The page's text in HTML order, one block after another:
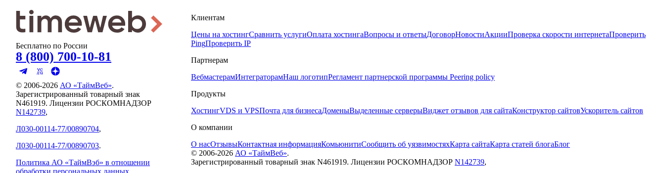
Бесплатно по России
8 (800) 700-10-81
© 2006-2026 АО «ТаймВеб».
Зарегистрированный товарный знак
N461919. Лицензии РОСКОМНАДЗОР
N142739,
Л030-00114-77/00890704,
Л030-00114-77/00890703.
Политика АО «ТаймВэб» в отношении
Клиентам
Цены на хостингСравнить услугиОплата хостингаВопросы и ответыДоговорНовостиАкцииПроверка скорости интернетаПроверить
PingПроверить IP
Партнерам
ВебмастерамИнтеграторамНаш логотипРегламент партнерской программы Peering policy
Продукты
ХостингVDS и VPSПочта для бизнесаДоменыВыделенные серверыВиджет отзывов для сайтаКонструктор сайтовУскоритель сайтов
О компании
О насОтзывыКонтактная информацияКомьюнитиСообщить об уязвимостяхКарта сайтаКарта статей блогаБлог
© 2006-2026 АО «ТаймВеб».
Зарегистрированный товарный знак N461919. Лицензии РОСКОМНАДЗОР N142739,